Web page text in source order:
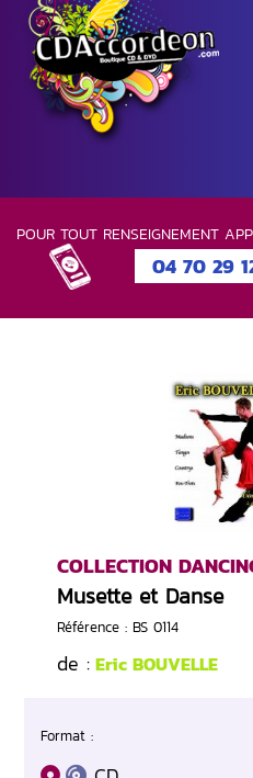
POUR TOUT RENSEIGNEMENT
04 70 29
COLLECTION
Musette et Danse
Référence : BS 0114
de : Eric BOUVELLE
Format :